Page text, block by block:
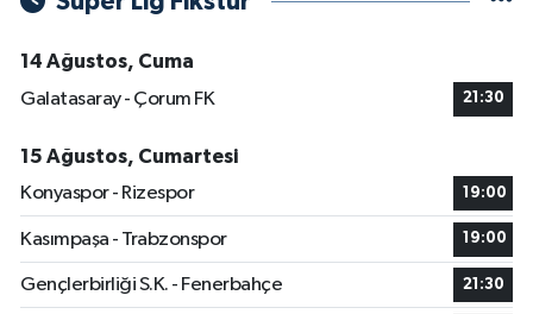
14 Ağustos, Cuma
Galatasaray - Çorum FK
21:30
15 Ağustos, Cumartesi
Konyaspor - Rizespor
19:00
Kasımpaşa - Trabzonspor 19:00
Gençlerbirliği S.K. - Fenerbahçe 21:30